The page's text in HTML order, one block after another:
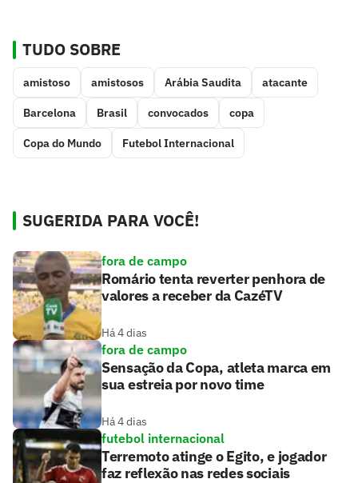
TUDO SOBRE
amistoso amistosos Arábia Saudita atacante
Barcelona Brasil convocados copa
Copa do Mundo Futebol Internacional
SUGERIDA PARA VOCÊ!
fora de campo
Romário tenta reverter penhora de
valores a receber da CazéTV
Há 4 dias
fora de campo
Sensação da Copa, atleta marca em
sua estreia por novo time
Há 4 dias
futebol internacional
Terremoto atinge o Egito, e jogador
faz reflexão nas redes sociais